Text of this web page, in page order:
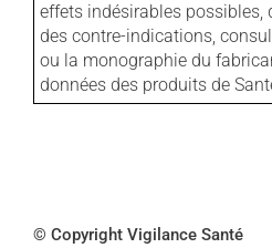
effets indésirables possibles,
des contre-indications,
ou la monographie du
données des produits de
© Copyright Vigilance Santé